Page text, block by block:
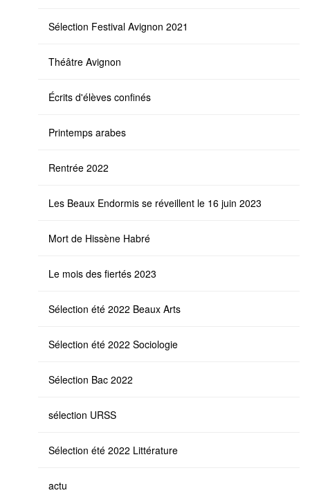
Sélection Festival Avignon 2021
Théâtre Avignon
Écrits d'élèves confinés
Printemps arabes
Rentrée 2022
Les Beaux Endormis se réveillent le 16 juin 2023
Mort de Hissène Habré
Le mois des fiertés 2023
Sélection été 2022 Beaux Arts
Sélection été 2022 Sociologie
Sélection Bac 2022
sélection URSS
Sélection été 2022 Littérature
actu